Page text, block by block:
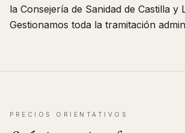
la Consejería de Sanidad de Castilla y
Gestionamos toda la tramitación
PRECIOS ORIENTATIVOS